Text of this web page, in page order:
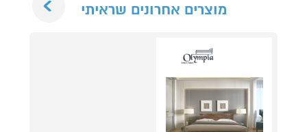
מוצרים אחרונים שראיתי